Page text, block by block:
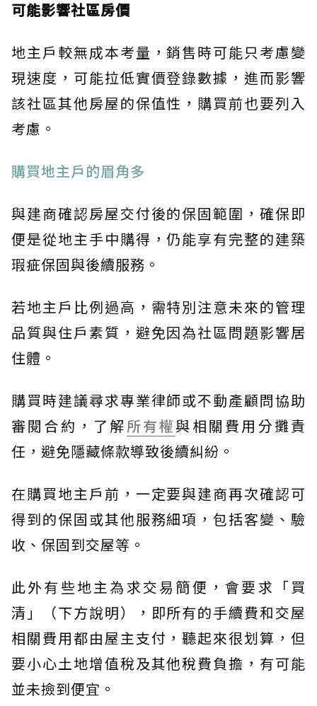
可能影響社區房價
地主戶較無成本考量，銷售時可能只考慮變
現速度，可能拉低實價登錄數據，進而影響
該社區其他房屋的保值性，購買前也要列入
考慮。
購買地主戶的眉角多
與建商確認房屋交付後的保固範圍，確保即
便是從地主手中購得，仍能享有完整的建築
瑕疵保固與後續服務。
若地主戶比例過高，需特別注意未來的管理
品質與住戶素質，避免因為社區問題影響居
住體。
購買時建議尋求專業律師或不動產顧問協助
審閱合約，了解所有權與相關費用分攤責
任，避免隱藏條款導致後續糾紛。
在購買地主戶前，一定要與建商再次確認可
得到的保固或其他服務細項，包括客變、驗
收、保固到交屋等。
此外有些地主為求交易簡便，會要求「買
清」（下方說明），即所有的手續費和交屋
相關費用都由屋主支付，聽起來很划算，但
要小心土地增值稅及其他稅費負擔，有可能
並未撿到便宜。